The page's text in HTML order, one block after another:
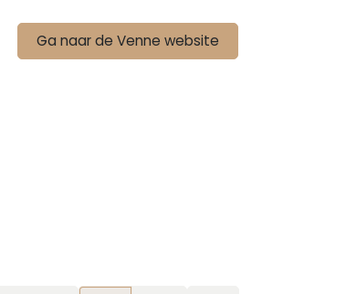
Ga naar de Venne website